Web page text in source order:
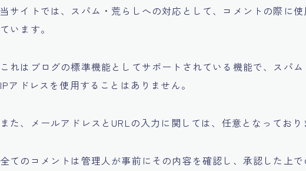
当サイトでは、スパム・荒らしへの対応として、コメントの際に
ています。
これはブログの標準機能としてサポートされている機能で、スパ
IPアドレスを使用することはありません。
また、メールアドレスとURLの入力に関しては、任意となっており
全てのコメントは管理人が事前にその内容を確認し、承認した上